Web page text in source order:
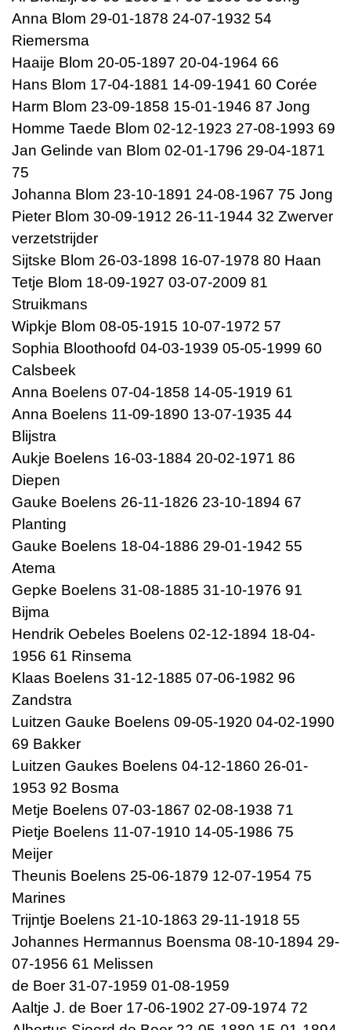
Anna Blom 29-01-1878 24-07-1932 54
Riemersma
Haaije Blom 20-05-1897 20-04-1964 66
Hans Blom 17-04-1881 14-09-1941 60 Corée
Harm Blom 23-09-1858 15-01-1946 87 Jong
Homme Taede Blom 02-12-1923 27-08-1993 69
Jan Gelinde van Blom 02-01-1796 29-04-1871
75
Johanna Blom 23-10-1891 24-08-1967 75 Jong
Pieter Blom 30-09-1912 26-11-1944 32 Zwerver
verzetstrijder
Sijtske Blom 26-03-1898 16-07-1978 80 Haan
Tetje Blom 18-09-1927 03-07-2009 81
Struikmans
Wipkje Blom 08-05-1915 10-07-1972 57
Sophia Bloothoofd 04-03-1939 05-05-1999 60
Calsbeek
Anna Boelens 07-04-1858 14-05-1919 61
Anna Boelens 11-09-1890 13-07-1935 44
Blijstra
Aukje Boelens 16-03-1884 20-02-1971 86
Diepen
Gauke Boelens 26-11-1826 23-10-1894 67
Planting
Gauke Boelens 18-04-1886 29-01-1942 55
Atema
Gepke Boelens 31-08-1885 31-10-1976 91
Bijma
Hendrik Oebeles Boelens 02-12-1894 18-04-
1956 61 Rinsema
Klaas Boelens 31-12-1885 07-06-1982 96
Zandstra
Luitzen Gauke Boelens 09-05-1920 04-02-1990
69 Bakker
Luitzen Gaukes Boelens 04-12-1860 26-01-
1953 92 Bosma
Metje Boelens 07-03-1867 02-08-1938 71
Pietje Boelens 11-07-1910 14-05-1986 75
Meijer
Theunis Boelens 25-06-1879 12-07-1954 75
Marines
Trijntje Boelens 21-10-1863 29-11-1918 55
Johannes Hermannus Boensma 08-10-1894 29-
07-1956 61 Melissen
de Boer 31-07-1959 01-08-1959
Aaltje J. de Boer 17-06-1902 27-09-1974 72